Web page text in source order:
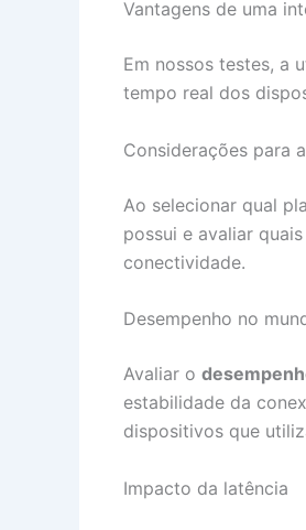
Vantagens de uma
Em nossos testes, a
tempo real dos
Considerações para
Ao selecionar qual
possui e avaliar
conectividade.
Desempenho no
Avaliar o
estabilidade da
dispositivos que
Impacto da latência